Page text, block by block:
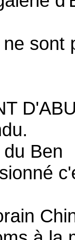
sont
Ben